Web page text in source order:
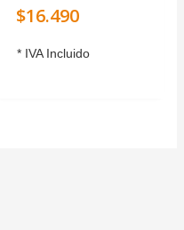
con
$16.490
* IVA Incluido